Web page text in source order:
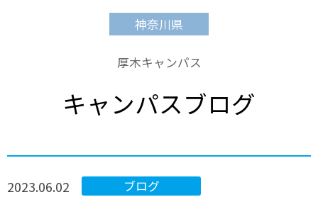
神奈川県
厚木キャンパス
キャンパスブログ
ブログ
2023.06.02